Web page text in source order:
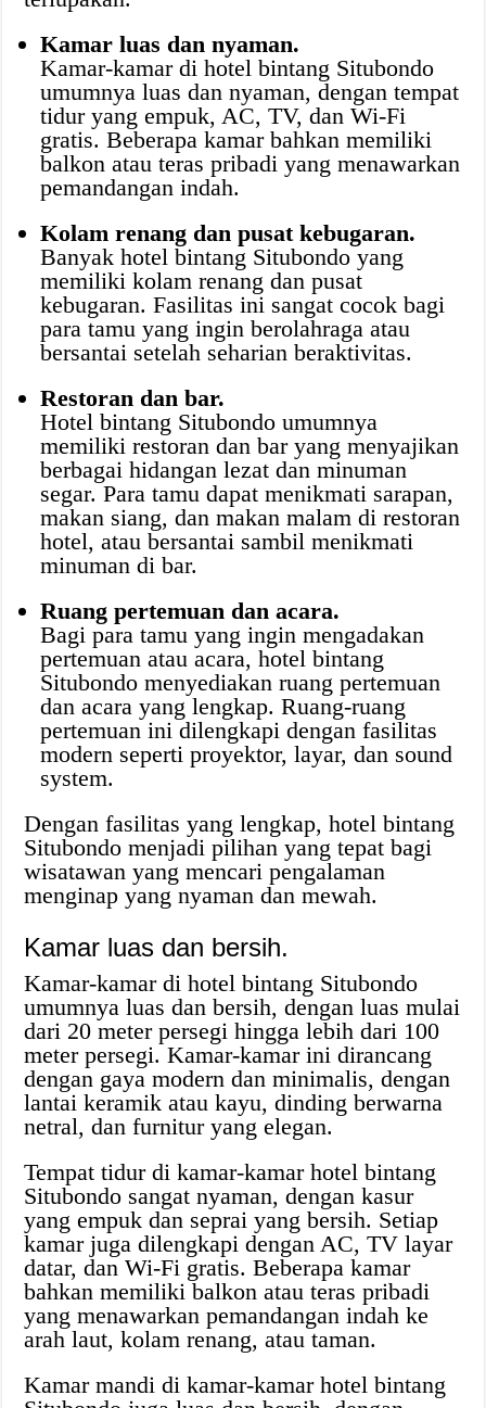
Kamar luas dan nyaman.
Kamar-kamar di hotel bintang Situbondo
umumnya luas dan nyaman, dengan tempat
tidur yang empuk, AC, TV, dan Wi-Fi
gratis. Beberapa kamar bahkan memiliki
balkon atau teras pribadi yang menawarkan
pemandangan indah.
Kolam renang dan pusat kebugaran.
Banyak hotel bintang Situbondo yang
memiliki kolam renang dan pusat
kebugaran. Fasilitas ini sangat cocok bagi
para tamu yang ingin berolahraga atau
bersantai setelah seharian beraktivitas.
Restoran dan bar.
Hotel bintang Situbondo umumnya
memiliki restoran dan bar yang menyajikan
berbagai hidangan lezat dan minuman
segar. Para tamu dapat menikmati sarapan,
makan siang, dan makan malam di restoran
hotel, atau bersantai sambil menikmati
minuman di bar.
Ruang pertemuan dan acara.
Bagi para tamu yang ingin mengadakan
pertemuan atau acara, hotel bintang
Situbondo menyediakan ruang pertemuan
dan acara yang lengkap. Ruang-ruang
pertemuan ini dilengkapi dengan fasilitas
modern seperti proyektor, layar, dan sound
system.
Dengan fasilitas yang lengkap, hotel bintang
Situbondo menjadi pilihan yang tepat bagi
wisatawan yang mencari pengalaman
menginap yang nyaman dan mewah.
Kamar luas dan bersih.
Kamar-kamar di hotel bintang Situbondo
umumnya luas dan bersih, dengan luas mulai
dari 20 meter persegi hingga lebih dari 100
meter persegi. Kamar-kamar ini dirancang
dengan gaya modern dan minimalis, dengan
lantai keramik atau kayu, dinding berwarna
netral, dan furnitur yang elegan.
Tempat tidur di kamar-kamar hotel bintang
Situbondo sangat nyaman, dengan kasur
yang empuk dan seprai yang bersih. Setiap
kamar juga dilengkapi dengan AC, TV layar
datar, dan Wi-Fi gratis. Beberapa kamar
bahkan memiliki balkon atau teras pribadi
yang menawarkan pemandangan indah ke
arah laut, kolam renang, atau taman.
Kamar mandi di kamar-kamar hotel bintang